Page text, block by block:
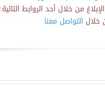
من خلال أحد الروابط التالية:
خلال التواصل معنا